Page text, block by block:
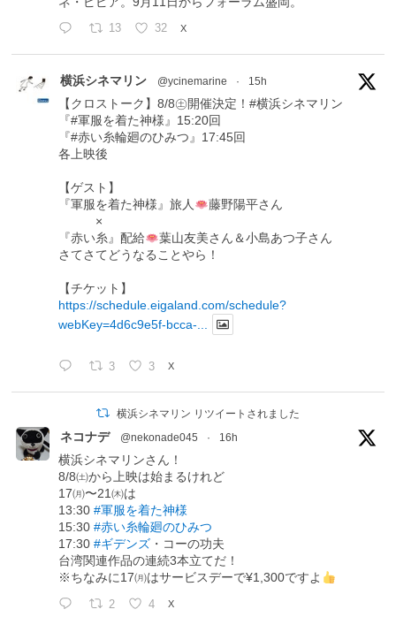
13 32 X
横浜シネマリン @ycinemarine · 15h
【クロストーク】8/8㊏開催決定！#横浜シネマリン
『#軍服を着た神様』15:20回
『#赤い糸輪廻のひみつ』17:45回
各上映後
【ゲスト】
『軍服を着た神様』旅人
藤野陽平さん
×
『赤い糸』配給
葉山友美さん＆小島あつ子さん
さてさてどうなることやら！
【チケット】
https://schedule.eigaland.com/schedule?
webKey=4d6c9e5f-bcca-...
3 3 X
横浜シネマリン リツイートされました
ネコナデ @nekonade045 · 16h
横浜シネマリンさん！
8/8㈯から上映は始まるけれど
17㈪〜21㈭は
13:30#軍服を着た神様
15:30#赤い糸輪廻のひみつ
17:30#ギデンズ ・コーの功夫
台湾関連作品の連続3本立てだ！
※ちなみに17㈪はサービスデーで¥1,300ですよ
2 4 X